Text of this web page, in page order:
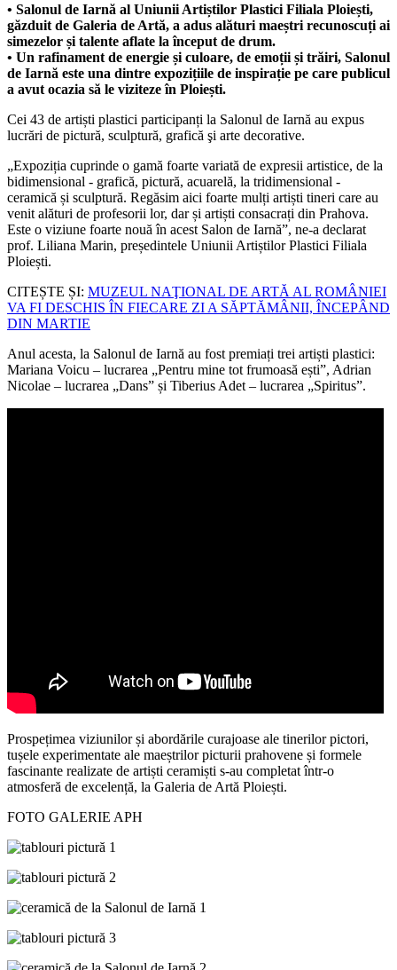
• Salonul de Iarnă al Uniunii Artiștilor Plastici Filiala Ploiești,
găzduit de Galeria de Artă, a adus alături maeștri recunoscuți ai
simezelor și talente aflate la început de drum.
• Un rafinament de energie și culoare, de emoții și trăiri, Salonul
de Iarnă este una dintre expozițiile de inspirație pe care publicul
a avut ocazia să le viziteze în Ploiești.
Cei 43 de artiști plastici participanți la Salonul de Iarnă au expus
lucrări de pictură, sculptură, grafică şi arte decorative.
„Expoziția cuprinde o gamă foarte variată de expresii artistice, de la
bidimensional - grafică, pictură, acuarelă, la tridimensional -
ceramică și sculptură. Regăsim aici foarte mulți artiști tineri care au
venit alături de profesorii lor, dar și artiști consacrați din Prahova.
Este o viziune foarte nouă în acest Salon de Iarnă”, ne-a declarat
prof. Liliana Marin, președintele Uniunii Artiștilor Plastici Filiala
Ploiești.
CITEȘTE ȘI: MUZEUL NAŢIONAL DE ARTĂ AL ROMÂNIEI
VA FI DESCHIS ÎN FIECARE ZI A SĂPTĂMÂNII, ÎNCEPÂND
DIN MARTIE
Anul acesta, la Salonul de Iarnă au fost premiați trei artiști plastici:
Mariana Voicu – lucrarea „Pentru mine tot frumoasă ești”, Adrian
Nicolae – lucrarea „Dans” și Tiberius Adet – lucrarea „Spiritus”.
Prospețimea viziunilor și abordările curajoase ale tinerilor pictori,
tușele experimentate ale maeștrilor picturii prahovene și formele
fascinante realizate de artiști ceramiști s-au completat într-o
atmosferă de excelență, la Galeria de Artă Ploiești.
FOTO GALERIE APH